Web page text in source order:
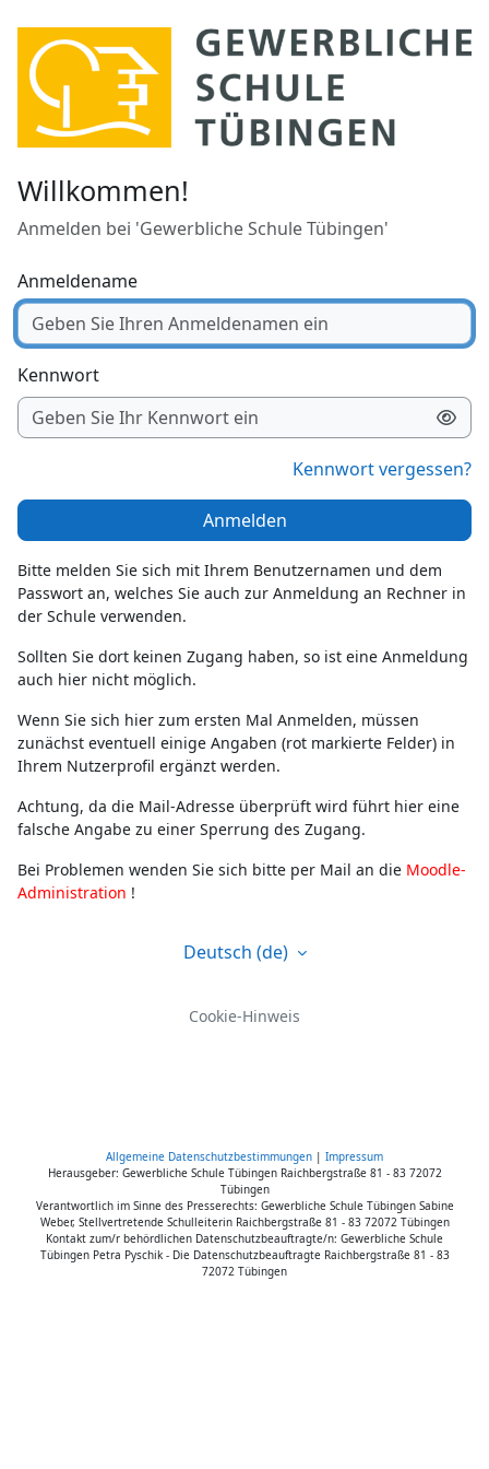
Willkommen!
Anmelden bei 'Gewerbliche Schule Tübingen'
Anmeldename
Kennwort
Kennwort vergessen?
Anmelden
Bitte melden Sie sich mit Ihrem Benutzernamen und dem
Passwort an, welches Sie auch zur Anmeldung an Rechner in
der Schule verwenden.
Sollten Sie dort keinen Zugang haben, so ist eine Anmeldung
auch hier nicht möglich.
Wenn Sie sich hier zum ersten Mal Anmelden, müssen
zunächst eventuell einige Angaben (rot markierte Felder) in
Ihrem Nutzerprofil ergänzt werden.
Achtung, da die Mail-Adresse überprüft wird führt hier eine
falsche Angabe zu einer Sperrung des Zugang.
Bei Problemen wenden Sie sich bitte per Mail an die Moodle-
Administration !
Deutsch ‎(de)‎
Cookie-Hinweis
Allgemeine Datenschutzbestimmungen | Impressum
Herausgeber: Gewerbliche Schule Tübingen Raichbergstraße 81 - 83 72072
Tübingen
Verantwortlich im Sinne des Presserechts: Gewerbliche Schule Tübingen Sabine
Weber, Stellvertretende Schulleiterin Raichbergstraße 81 - 83 72072 Tübingen
Kontakt zum/r behördlichen Datenschutzbeauftragte/n: Gewerbliche Schule
Tübingen Petra Pyschik - Die Datenschutzbeauftragte Raichbergstraße 81 - 83
72072 Tübingen